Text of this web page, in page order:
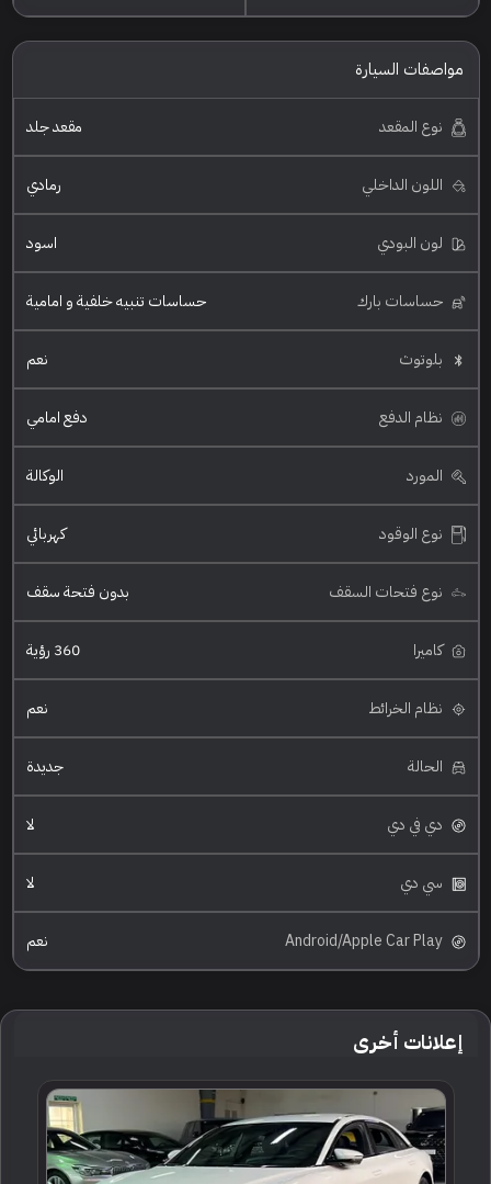
مواصفات السيارة
نوع المقعد مقعد جلد
اللون الداخلي رمادي
لون البودي اسود
حساسات بارك حساسات تنبيه خلفية و امامية
بلوتوث نعم
نظام الدفع دفع امامي
المورد الوكالة
نوع الوقود كهربائي
نوع فتحات السقف بدون فتحة سقف
كاميرا 360 رؤية
نظام الخرائط نعم
الحالة جديدة
دي في دي لا
سي دي لا
Android/Apple Car Play نعم
إعلانات أخرى